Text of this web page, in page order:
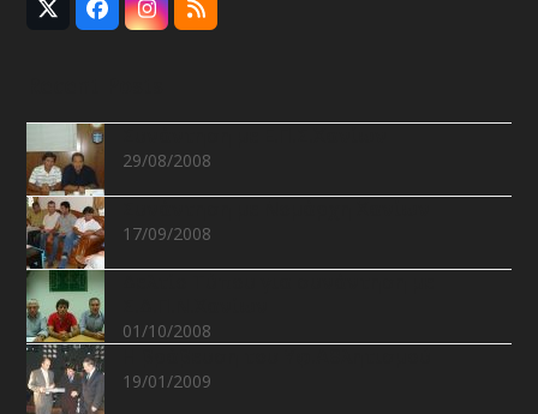
Twitter
(deprecated)
Facebook
Instagram
RSS
29/08/2008
17/09/2008
01/10/2008
19/01/2009